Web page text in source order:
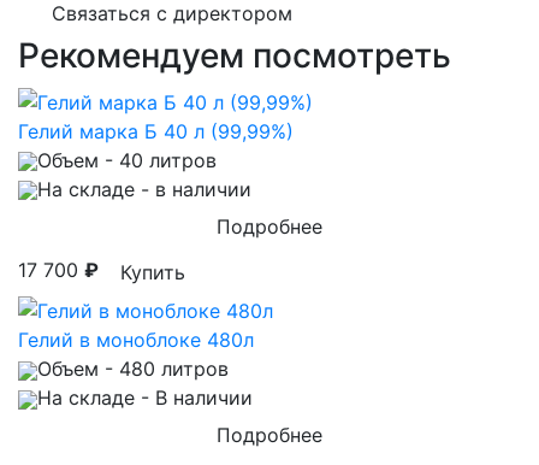
Связаться с директором
Рекомендуем посмотреть
Гелий марка Б 40 л (99,99%)
Объем - 40 литров
На складе - в наличии
Подробнее
17 700 ₽ Купить
Гелий в моноблоке 480л
Объем - 480 литров
На складе - В наличии
Подробнее